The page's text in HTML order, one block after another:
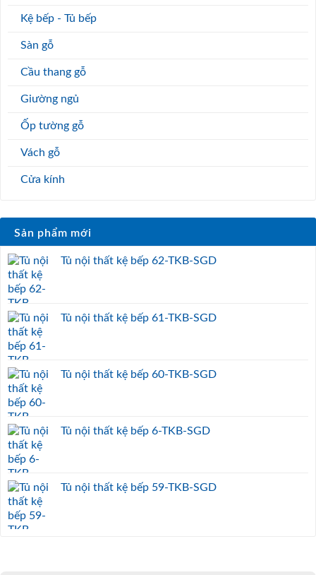
Kệ bếp - Tủ bếp
Sàn gỗ
Cầu thang gỗ
Giường ngủ
Ốp tường gỗ
Vách gỗ
Cửa kính
Sản phẩm mới
Tủ nội thất kệ bếp 62-TKB-SGD
Tủ nội thất kệ bếp 61-TKB-SGD
Tủ nội thất kệ bếp 60-TKB-SGD
Tủ nội thất kệ bếp 6-TKB-SGD
Tủ nội thất kệ bếp 59-TKB-SGD